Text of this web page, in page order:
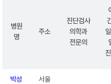
병원
명
주소
진단검사
의학과
전문의
박성
서울